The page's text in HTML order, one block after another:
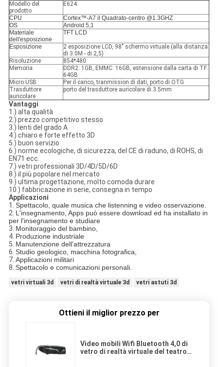
Modello del
prodotto
E624
CPU
Cortex™-A7 il Quadrato-centro @1.3GHZ
OS
Android 5,1
Materiale
dell'esposizione
TFT LCD
Esposizione
2 esposizione LCD, 98" schermo virtuale (alla distanza
di 3.0M - di 2,5)
Risoluzione
854*480
Memoria
DDR2: 1GB, EMMC: 16GB, estensione dalla carta di TF:
64GB
Micro USB
Per il carico, tranmission di dati, porto di OTG
Trasduttore
auricolare
porto del trasduttore auricolare di 3.5mm
Vantaggi
1.) alta qualità
2.) prezzo competitivo stesso
3.) lenti del grado A
4.) chiaro e forte effetto 3D
5.) buon servizio
6.) norme ecologiche, di sicurezza, del CE di raduno, di ROHS, di
EN71 ecc.
7.) vetri professionali 3D/4D/5D/6D
8.) il più popolare nel mercato
9.) ultima progettazione, molto comoda durare
10.) fabbricazione in serie, consegna in tempo
Applicazioni
1. Spettacolo, quale musica che listenning e video osservazione.
2. L'insegnamento, Apps può essere download ed ha installato in
per l'insegnamento e studiare
3. Monitoraggio del bambino,
4. Produzione industriale
5. Manutenzione dell'attrezzatura
6. Studio geologico, macchina fotografica,
7. Applicazioni militari
8. Spettacolo e comunicazioni personali.
vetri virtuali 3d vetri di realtà virtuale 3d vetri astuti 3d
Ottieni il miglior prezzo per
Video mobili Wifi Bluetooth 4,0 di
vetro di realtà virtuale del teatro